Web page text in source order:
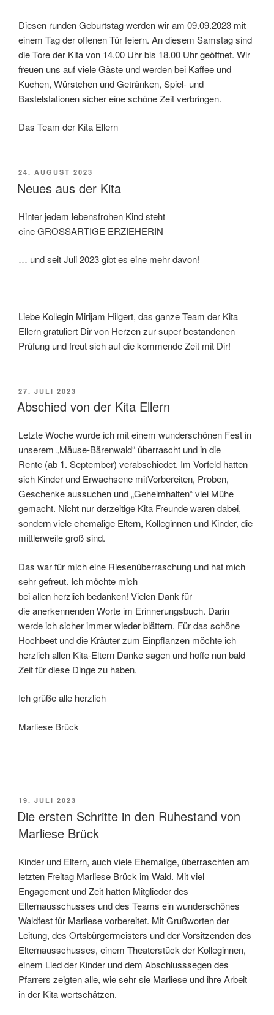
Diesen runden Geburtstag werden wir am 09.09.2023 mit
einem Tag der offenen Tür feiern. An diesem Samstag sind
die Tore der Kita von 14.00 Uhr bis 18.00 Uhr geöffnet. Wir
freuen uns auf viele Gäste und werden bei Kaffee und
Kuchen, Würstchen und Getränken, Spiel- und
Bastelstationen sicher eine schöne Zeit verbringen.
Das Team der Kita Ellern
VERÖFFENTLICHT
AM
24. AUGUST 2023
Neues aus der Kita
Hinter jedem lebensfrohen Kind steht
eine GROSSARTIGE ERZIEHERIN
… und seit Juli 2023 gibt es eine mehr davon!
Liebe Kollegin Mirijam Hilgert, das ganze Team der Kita
Ellern gratuliert Dir von Herzen zur super bestandenen
Prüfung und freut sich auf die kommende Zeit mit Dir!
VERÖFFENTLICHT
AM
27. JULI 2023
Abschied von der Kita Ellern
Letzte Woche wurde ich mit einem wunderschönen Fest in
unserem „Mäuse-Bärenwald“ überrascht und in die
Rente (ab 1. September) verabschiedet. Im Vorfeld hatten
sich Kinder und Erwachsene mitVorbereiten, Proben,
Geschenke aussuchen und „Geheimhalten“ viel Mühe
gemacht. Nicht nur derzeitige Kita Freundewaren dabei,
sondern viele ehemalige Eltern, Kolleginnen und Kinder, die
mittlerweile groß sind.
Das war für mich eine Riesenüberraschung und hat mich
sehr gefreut. Ich möchte mich
bei allen herzlich bedanken! Vielen Dank für
die anerkennenden Worte im Erinnerungsbuch. Darin
werde ich sicher immer wieder blättern. Für das schöne
Hochbeet und die Kräuter zum Einpflanzen möchte ich
herzlich allen Kita-Eltern Danke sagen und hoffe nun bald
Zeit für diese Dinge zu haben.
Ich grüße alle herzlich
Marliese Brück
VERÖFFENTLICHT
AM
19. JULI 2023
Die ersten Schritte in den Ruhestand von
Marliese Brück
Kinder und Eltern, auch viele Ehemalige, überraschten am
letzten Freitag Marliese Brück im Wald. Mit viel
Engagement und Zeit hatten Mitglieder des
Elternausschusses und des Teams ein wunderschönes
Waldfest für Marliese vorbereitet. Mit Grußworten der
Leitung, des Ortsbürgermeisters und der Vorsitzenden des
Elternausschusses, einem Theaterstück der Kolleginnen,
einem Lied der Kinder und dem Abschlusssegen des
Pfarrers zeigten alle, wie sehr sie Marliese und ihre Arbeit
in der Kita wertschätzen.